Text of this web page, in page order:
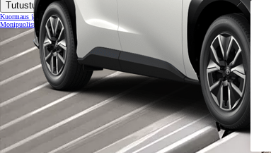
Tutustu tarkemmin
Kuormaus ja kuljetuskapasiteetti
Monipuolisuutta eri kuljetustarpeisiin